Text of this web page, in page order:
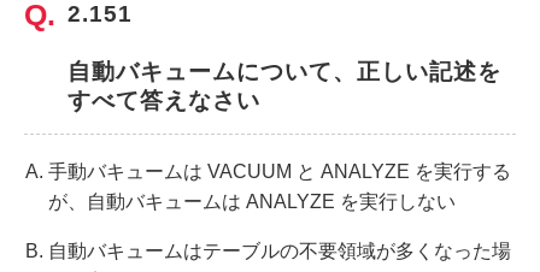
2.151
自動バキュームについて、正しい記述を
すべて答えなさい
手動バキュームは VACUUM と ANALYZE を実行する
が、自動バキュームは ANALYZE を実行しない
自動バキュームはテーブルの不要領域が多くなった場